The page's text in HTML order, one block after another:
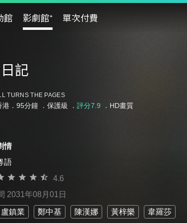
館 影劇館⁺ 單次付費
記
TURNS THE PAGES
．95分鐘 ． 保護級 ． 評分7.9 ．HD畫質
情
語
4.6
2031年08月01日
盧鎮業 鄭中基 陳漢娜 黃梓樂 韋羅莎